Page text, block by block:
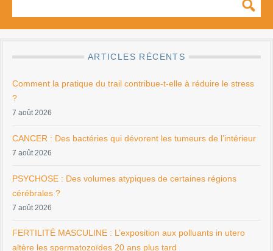
ARTICLES RÉCENTS
Comment la pratique du trail contribue-t-elle à réduire le stress
?
7 août 2026
CANCER : Des bactéries qui dévorent les tumeurs de l’intérieur
7 août 2026
PSYCHOSE : Des volumes atypiques de certaines régions
cérébrales ?
7 août 2026
FERTILITÉ MASCULINE : L’exposition aux polluants in utero
altère les spermatozoïdes 20 ans plus tard